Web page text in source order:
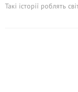
Такі історії роблять